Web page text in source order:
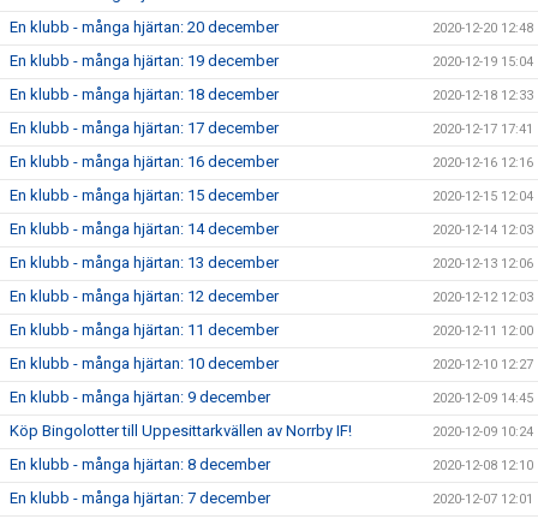
En klubb - många hjärtan: 20 december 2020-12-20 12:48
En klubb - många hjärtan: 19 december 2020-12-19 15:04
En klubb - många hjärtan: 18 december 2020-12-18 12:33
En klubb - många hjärtan: 17 december 2020-12-17 17:41
En klubb - många hjärtan: 16 december 2020-12-16 12:16
En klubb - många hjärtan: 15 december 2020-12-15 12:04
En klubb - många hjärtan: 14 december 2020-12-14 12:03
En klubb - många hjärtan: 13 december 2020-12-13 12:06
En klubb - många hjärtan: 12 december 2020-12-12 12:03
En klubb - många hjärtan: 11 december 2020-12-11 12:00
En klubb - många hjärtan: 10 december 2020-12-10 12:27
En klubb - många hjärtan: 9 december 2020-12-09 14:45
Köp Bingolotter till Uppesittarkvällen av Norrby IF! 2020-12-09 10:24
En klubb - många hjärtan: 8 december 2020-12-08 12:10
En klubb - många hjärtan: 7 december 2020-12-07 12:01